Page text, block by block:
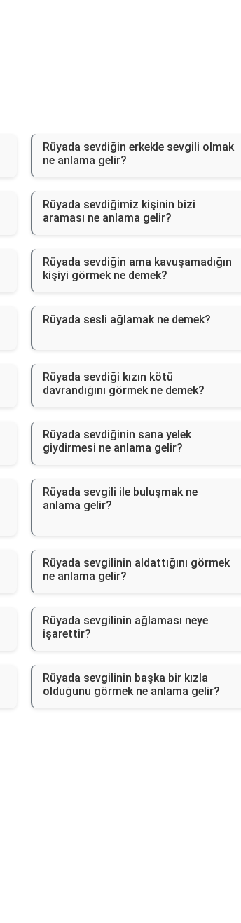
Rüyada sevdiğin erkekle sevgili olmak
ne anlama gelir?
Rüyada sevdiğimiz kişinin bizi
araması ne anlama gelir?
Rüyada sevdiğin ama kavuşamadığın
kişiyi görmek ne demek?
Rüyada sesli ağlamak ne demek?
Rüyada sevdiği kızın kötü
davrandığını görmek ne demek?
Rüyada sevdiğinin sana yelek
giydirmesi ne anlama gelir?
Rüyada sevgili ile buluşmak ne
anlama gelir?
Rüyada sevgilinin aldattığını görmek
ne anlama gelir?
Rüyada sevgilinin ağlaması neye
işarettir?
Rüyada sevgilinin başka bir kızla
olduğunu görmek ne anlama gelir?